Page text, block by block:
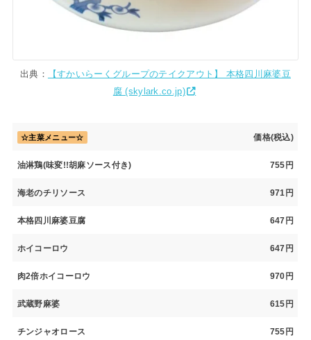
出典：
【すかいらーくグループのテイクアウト】 本格四川麻婆豆
腐 (skylark.co.jp)
☆主菜メニュー☆ 価格(税込)
油淋鶏(味変!!胡麻ソース付き) 755円
海老のチリソース 971円
本格四川麻婆豆腐 647円
ホイコーロウ 647円
肉2倍ホイコーロウ 970円
武蔵野麻婆 615円
チンジャオロース 755円